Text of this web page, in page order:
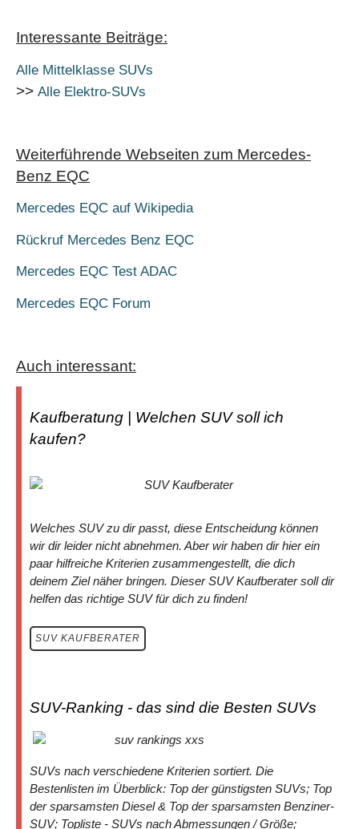
Interessante Beiträge:
Alle Mittelklasse SUVs
>> Alle Elektro-SUVs
Weiterführende Webseiten zum Mercedes-
Benz EQC
Mercedes EQC auf Wikipedia
Rückruf Mercedes Benz EQC
Mercedes EQC Test ADAC
Mercedes EQC Forum
Auch interessant:
Kaufberatung | Welchen SUV soll ich
kaufen?
Welches SUV zu dir passt, diese Entscheidung können
wir dir leider nicht abnehmen. Aber wir haben dir hier ein
paar hilfreiche Kriterien zusammengestellt, die dich
deinem Ziel näher bringen. Dieser SUV Kaufberater soll dir
helfen das richtige SUV für dich zu finden!
SUV KAUFBERATER
SUV-Ranking - das sind die Besten SUVs
SUVs nach verschiedene Kriterien sortiert. Die
Bestenlisten im Überblick: Top der günstigsten SUVs; Top
der sparsamsten Diesel & Top der sparsamsten Benziner-
SUV; Topliste - SUVs nach Abmessungen / Größe;